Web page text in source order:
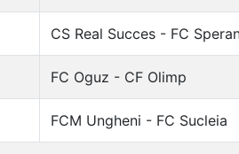
CS Real Succes - FC
FC Oguz - CF Olimp
FCM Ungheni - FC Sucleia